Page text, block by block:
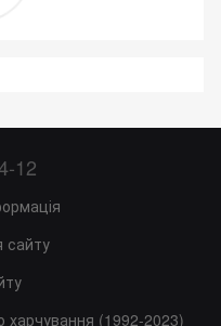
12
сайту
(1992-2023)